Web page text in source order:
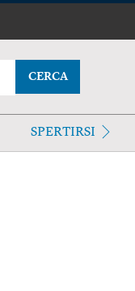
CERCA
SPERTIRSI